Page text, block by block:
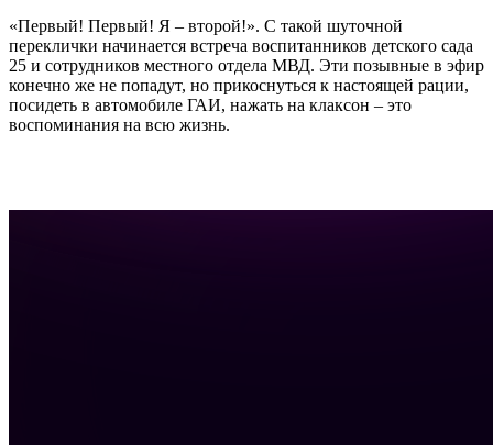
«Первый! Первый! Я – второй!». С такой шуточной
переклички начинается встреча воспитанников детского сада
25 и сотрудников местного отдела МВД. Эти позывные в эфир
конечно же не попадут, но прикоснуться к настоящей рации,
посидеть в автомобиле ГАИ, нажать на клаксон – это
воспоминания на всю жизнь.